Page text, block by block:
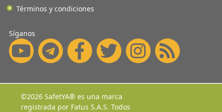
Términos y condiciones
Síganos
©2026 SafetYA® es una marca
registrada por Fatus S.A.S. Todos